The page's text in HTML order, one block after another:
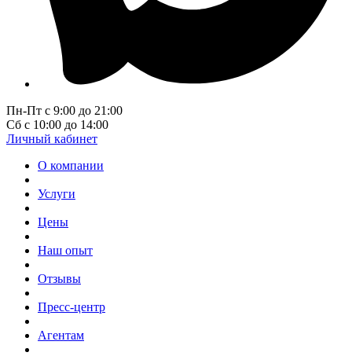
Пн-Пт с 9:00 до 21:00
Сб с 10:00 до 14:00
Личный кабинет
О компании
Услуги
Цены
Наш опыт
Отзывы
Пресс-центр
Агентам